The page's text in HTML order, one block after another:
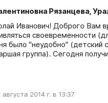
Рязанцева,
Иванович! Доброго
своевременности
было "неудобно"
группа). Сегодня
августа 2014 г. в 13:37